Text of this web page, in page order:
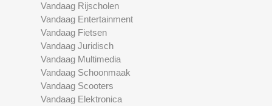
Vandaag Rijscholen
Vandaag Entertainment
Vandaag Fietsen
Vandaag Juridisch
Vandaag Multimedia
Vandaag Schoonmaak
Vandaag Scooters
Vandaag Elektronica